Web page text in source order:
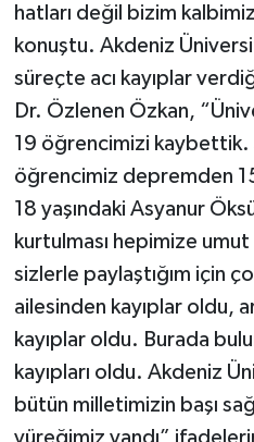
hatları değil bizim
konuştu. Akdeniz
süreçte acı kayıplar
Dr. Özlenen Özkan,
19 öğrencimizi kaybettik.
öğrencimiz depremden
18 yaşındaki Asyanur
kurtulması hepimize
sizlerle paylaştığım için
ailesinden kayıplar oldu,
kayıplar oldu. Burada
kayıpları oldu. Akdeniz
bütün milletimizin başı
yüreğimiz yandı”